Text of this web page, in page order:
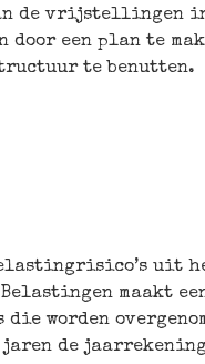
de vrijstellingen
door een plan te
te benutten.
uit
maakt
worden
jaren de